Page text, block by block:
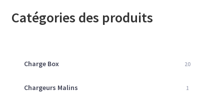
Catégories des produits
Charge Box 20
Chargeurs Malins 1